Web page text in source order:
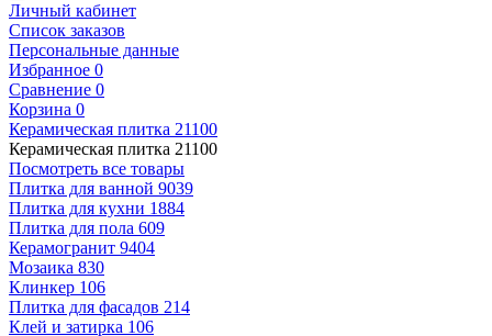
Личный кабинет
Список заказов
Персональные данные
Избранное 0
Сравнение 0
Корзина 0
Керамическая плитка 21100
Керамическая плитка 21100
Посмотреть все товары
Плитка для ванной 9039
Плитка для кухни 1884
Плитка для пола 609
Керамогранит 9404
Мозаика 830
Клинкер 106
Плитка для фасадов 214
Клей и затирка 106